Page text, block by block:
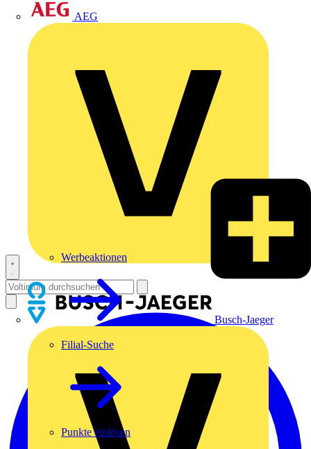
AEG
Busch-Jaeger
Werbeaktionen
Filial-Suche
Punkte einlösen